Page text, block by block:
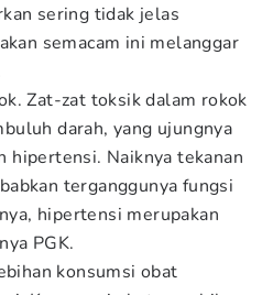
sering tidak jelas
semacam ini melanggar
Zat-zat toksik dalam rokok
darah, yang ujungnya
hipertensi. Naiknya tekanan
terganggunya fungsi
hipertensi merupakan
PGK.
konsumsi obat